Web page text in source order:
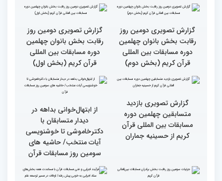
گزارش تصویری نشست
صمیمی رئیس سازمان اوقاف
و امور خیریه با هیأت داوران
خواهران و برادران،
متسابقین چهلمین دوره
مسابقات بین المللی قرآن
کریم(بخش دوم)
گزارش تصویری نشست
صمیمی رئیس سازمان اوقاف
و امور خیریه با هیأت داوران
خواهران و برادران،
متسابقین چهلمین دوره
مسابقات بین المللی قرآن
گزارش تصویری دومین روز
دوره مسابقات بین المللی
قرآن کریم (بخش دوم)
گزارش تصویری دومین روز
رقابت بخش بانوان چهلمین
دوره مسابقات بین المللی
قرآن کریم (بخش اول)